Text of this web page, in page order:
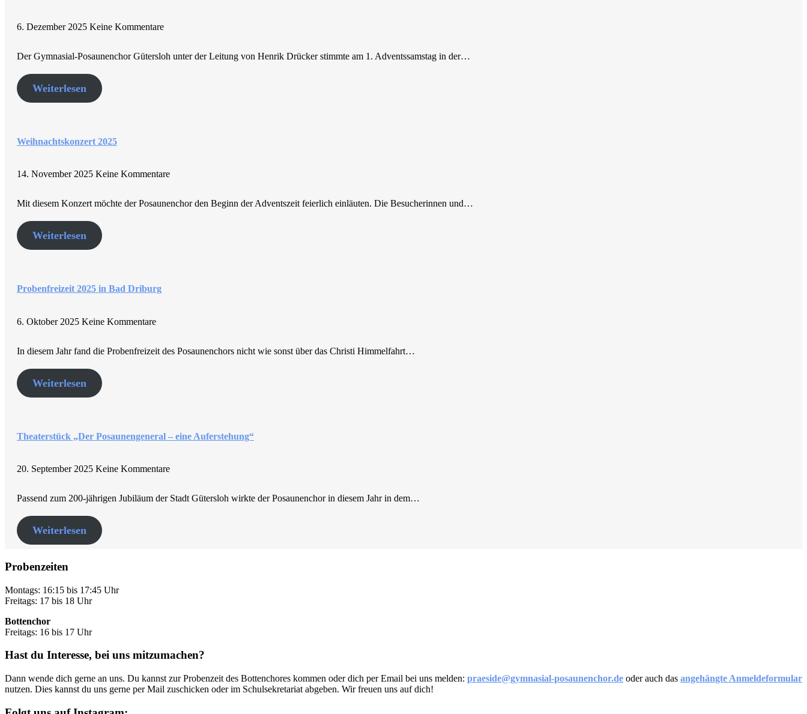
6. Dezember 2025 Keine Kommentare
Der Gymnasial-Posaunenchor Gütersloh unter der Leitung von Henrik Drücker stimmte am 1. Adventssamstag in der…
Weiterlesen
Weihnachtskonzert 2025
14. November 2025 Keine Kommentare
Mit diesem Konzert möchte der Posaunenchor den Beginn der Adventszeit feierlich einläuten. Die Besucherinnen und…
Weiterlesen
Probenfreizeit 2025 in Bad Driburg
6. Oktober 2025 Keine Kommentare
In diesem Jahr fand die Probenfreizeit des Posaunenchors nicht wie sonst über das Christi Himmelfahrt…
Weiterlesen
Theaterstück „Der Posaunengeneral – eine Auferstehung“
20. September 2025 Keine Kommentare
Passend zum 200-jährigen Jubiläum der Stadt Gütersloh wirkte der Posaunenchor in diesem Jahr in dem…
Weiterlesen
Probenzeiten
Montags: 16:15 bis 17:45 Uhr
Freitags: 17 bis 18 Uhr
Bottenchor
Freitags: 16 bis 17 Uhr
Hast du Interesse, bei uns mitzumachen?
Dann wende dich gerne an uns. Du kannst zur Probenzeit des Bottenchores kommen oder dich per Email bei uns melden: praeside@gymnasial-posaunenchor.de oder auch das angehängte Anmeldeformular
nutzen. Dies kannst du uns gerne per Mail zuschicken oder im Schulsekretariat abgeben. Wir freuen uns auf dich!